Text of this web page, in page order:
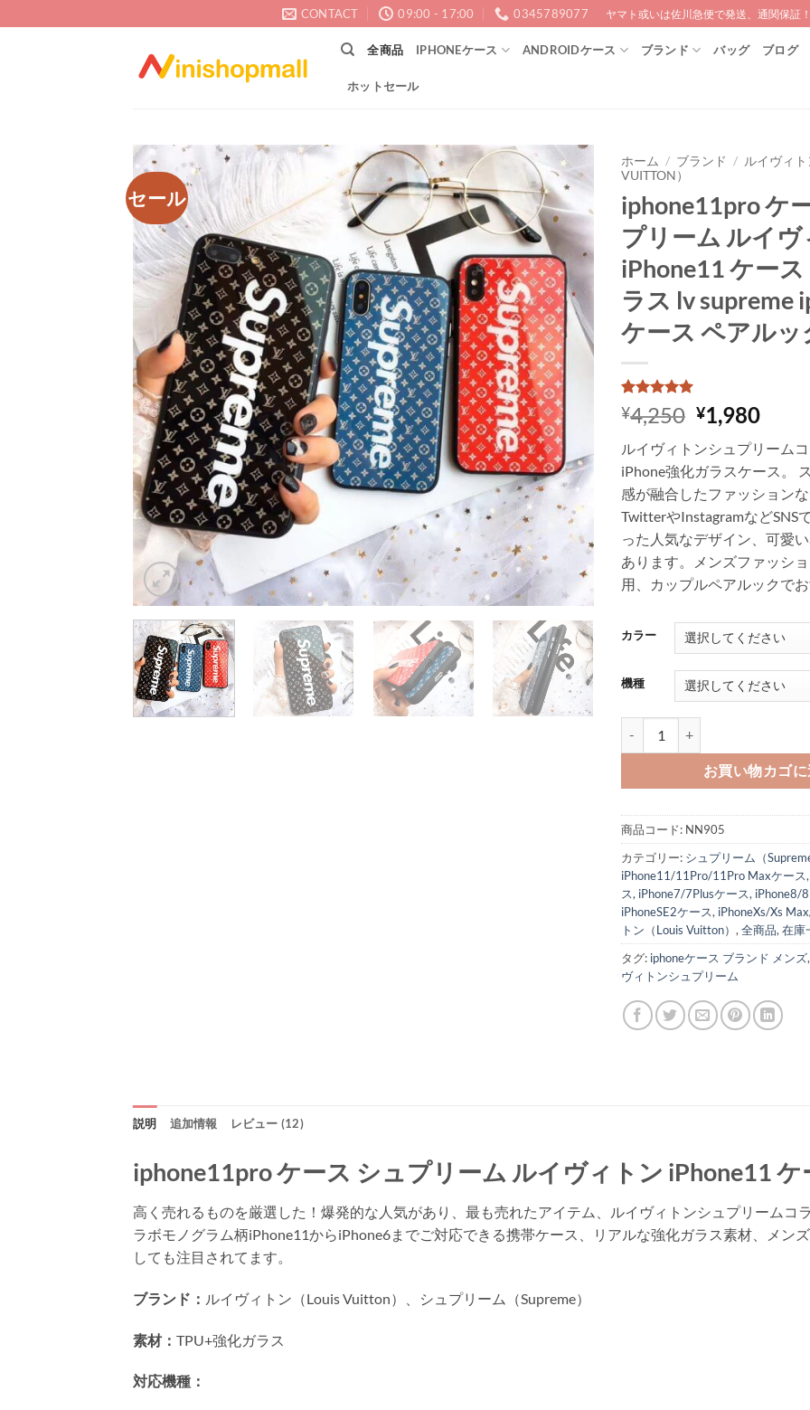
to
CONTACT 09:00 - 17:00 0345789077 ヤマト或いは佐川急便で発送、通関保証
全商品 IPHONEケース ANDROIDケース ブランド バッグ ブログ
ホットセール
セール
ホーム / ブランド / ルイヴィ
VUITTON）
iphone11pro ケ
プリーム ルイ
iPhone11 ケー
ラス lv supreme
ケース ペアルッ
12
件の利用者
評価に基づ
価のうち、
5点
¥4,250 元
価
格
は
¥4,250
で
し
た。
¥1,980現
の
価
格
は
で
す。
ルイヴィトンシュプリーム
iPhone強化ガラスケース。
感が融合したファッション
TwitterやInstagramなどSNS
った人気なデザイン、可愛
あります。メンズファッシ
用、カップルペアルックで
カラー
機種
お買い物カゴ
商品コード: NN905
カテゴリー: シュプリーム（
iPhone11/11Pro/11Pro Maxケース
ス, iPhone7/7Plusケース, iPhone8/
iPhoneSE2ケース, iPhoneXs/Xs
トン（Louis Vuitton） , 全商品, 在庫
タグ: iphoneケース ブランド メンズ
ヴィトンシュプリーム
説明 追加情報 レビュー (12)
iphone11pro ケース シュプリーム ルイヴィトン iPhone11
高く売れるものを厳選した！爆発的な人気があり、最も売れたアイテム、ルイヴィトンシュプリームコ
ラボモノグラム柄iPhone11からiPhone6までご対応できる携帯ケース、リアルな強化ガラス素材、メン
しても注目されてます。
ブランド： ルイヴィトン（Louis Vuitton）、シュプリーム（Supreme）
素材： TPU+強化ガラス
対応機種：